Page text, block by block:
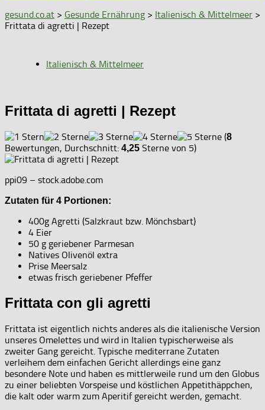
gesund.co.at > Gesunde Ernährung > Italienisch & Mittelmeer >
Frittata di agretti | Rezept
Italienisch & Mittelmeer
Frittata di agretti | Rezept
(8
Bewertungen, Durchschnitt: 4,25 Sterne von 5)
ppi09 – stock.adobe.com
Zutaten für 4 Portionen:
400g Agretti (Salzkraut bzw. Mönchsbart)
4 Eier
50 g geriebener Parmesan
Natives Olivenöl extra
Prise Meersalz
etwas frisch geriebener Pfeffer
Frittata con gli agretti
Frittata ist eigentlich nichts anderes als die italienische Version
unseres Omelettes und wird in Italien typischerweise als
zweiter Gang gereicht. Typische mediterrane Zutaten
verleihem dem einfachen Gericht allerdings eine ganz
besondere Note und haben es mittlerweile rund um den Globus
zu einer beliebten Vorspeise und köstlichen Appetithäppchen,
die kalt oder warm zum Aperitif gereicht werden, gemacht.